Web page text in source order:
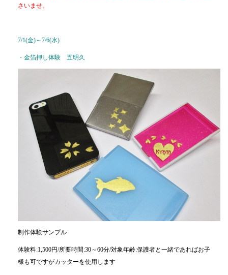
さいませ。
7/1(金)～7/6(水)
・金箔押し体験 五明久
制作体験サンプル
体験料:1,500円/所要時間:30～60分/対象年齢:保護者と一緒であればお子
様も可ですがカッターを使用します